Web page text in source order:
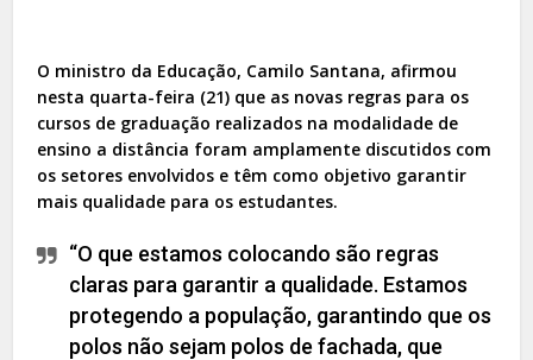
O ministro da Educação, Camilo Santana, afirmou
nesta quarta-feira (21) que as novas regras para os
cursos de graduação realizados na modalidade de
ensino a distância foram amplamente discutidos com
os setores envolvidos e têm como objetivo garantir
mais qualidade para os estudantes.
“O que estamos colocando são regras
claras para garantir a qualidade. Estamos
protegendo a população, garantindo que os
polos não sejam polos de fachada, que